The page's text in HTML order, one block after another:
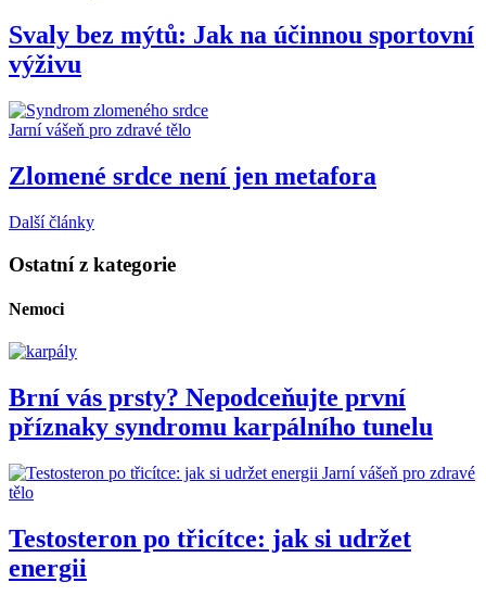
Svaly bez mýtů: Jak na účinnou sportovní
výživu
Jarní vášeň pro zdravé tělo
Zlomené srdce není jen metafora
Další články
Ostatní z kategorie
Nemoci
Brní vás prsty? Nepodceňujte první
příznaky syndromu karpálního tunelu
Jarní vášeň pro zdravé
tělo
Testosteron po třicítce: jak si udržet
energii